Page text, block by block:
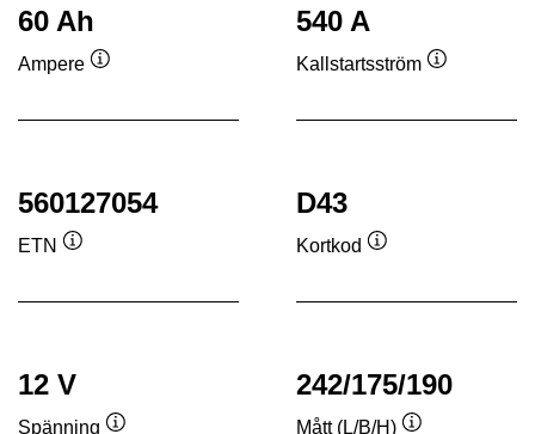
60 Ah
Ampere
540 A
Kallstartsström
560127054
ETN
D43
Kortkod
12 V
Spänning
242/175/190
Mått (L/B/H)